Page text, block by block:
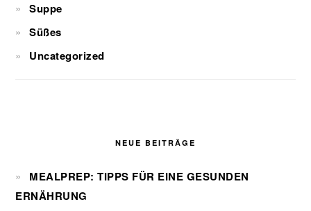
Suppe
Süßes
Uncategorized
NEUE BEITRÄGE
MEALPREP: TIPPS FÜR EINE GESUNDEN
ERNÄHRUNG